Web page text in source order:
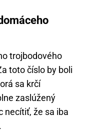
trojbodového
toto číslo by boli
sa krčí
zaslúžený
necítiť, že sa iba